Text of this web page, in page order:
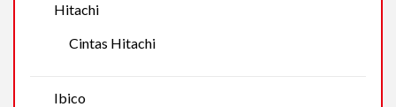
Hitachi
Cintas Hitachi
Ibico